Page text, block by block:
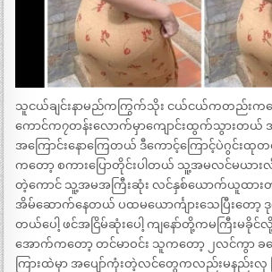
သူငယ်ချင်းနာမည်ကကြွက်သိုး ငယ်ငယ်ကတည်းကဆ
ကောင်က၇တန်းလောက်မှာကျောင်းထွက်သွားတယ်
အကြောင်းနောကြေတယ် ဒီကောင့်ကြောင့်ပဲဂွင်းထု
ကတော့ စကားပြောတိုင်းပါတယ် သူ့အမလင်မယားလိုး
တဲ့ကောင် သူ့အမအကြီးဆုံး လင်နှစ်ယောက်ယူထားတ
အိမ်ဆောက်နေတယ် ပထမယောင်္ကျားသေပြီးတေ
တယ်ပေါ့ ဖင်အငြိမ်ဆုံးပေါ့ ကျနော်တို့ကမကြီးမခို
အောက်ကတော့ တင်မာဝင်း သူကတော့ ၂လင်ကွာ
ကြားထဲမှာ အပျော်ကုံးတဲ့လင်တွေကလည်းမနည်